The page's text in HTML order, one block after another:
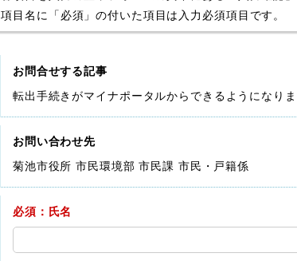
項目名に「必須」の付いた項目は入力必須項目です。
お問合せする記事
転出手続きがマイナポータルからできるようになり
お問い合わせ先
菊池市役所 市民環境部 市民課 市民・戸籍係
必須：氏名